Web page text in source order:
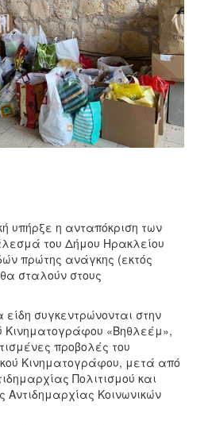
υπήρξε η ανταπόκριση των
του Δήμου Ηρακλείου
πρώτης ανάγκης (εκτός
σταλούν στους
είδη συγκεντρώνονται στην
Κινηματογράφου «Βηθλεέμ»,
προβολές του
Κινηματογράφου, μετά από
Πολιτισμού και
Αντιδημαρχίας Κοινωνικών